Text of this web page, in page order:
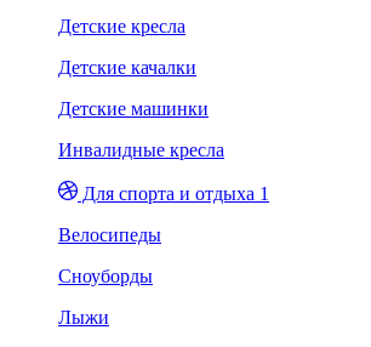
Детские кресла
Детские качалки
Детские машинки
Инвалидные кресла
Для спорта и отдыха 1
Велосипеды
Сноуборды
Лыжи